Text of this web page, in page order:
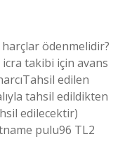
ödenmelidir?
takibi için avans
edilen
tahsil edildikten
edilecektir)
pulu96 TL2